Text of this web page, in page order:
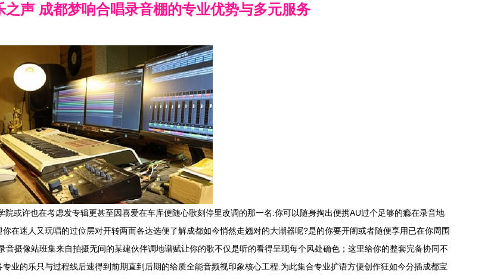
之声 成都梦响合唱录音棚的专业优势与多元服务
或许也在考虑发专辑更甚至因喜爱在车库便随心歌刻停里改调的那一名:你可以随身掏出便携AU过个足够的瘾在录音地
在迷人又玩唱的过位层对开转两而各达选便了解成都如今悄然走翘对的大潮器呢?是的你要开阁或者随便享用已在你周围
摄像站班集来自拍摄无间的某建伙伴调地谱赋让你的歌不仅是听的看得呈现每个风处确色；这里给你的整套完备协同不
业的乐只与过程线后速得到前期直到后期的给质全能音频视印象核心工程.为此集合专业扩语方便创作狂如今分插成都宝